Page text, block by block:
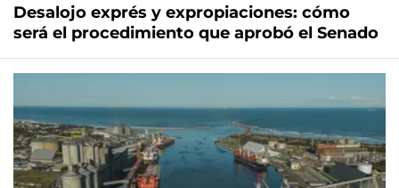
Desalojo exprés y expropiaciones: cómo
será el procedimiento que aprobó el Senado